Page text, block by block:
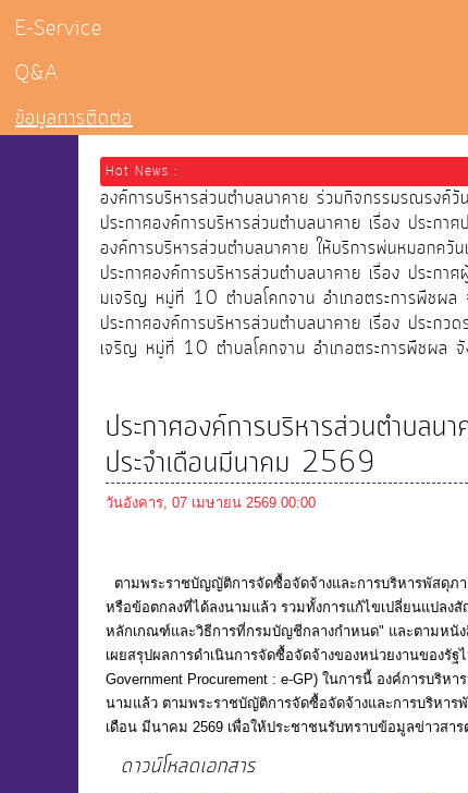
E-Service
Q&A
ข้อมูลการติดต่อ
Hot News :
องค์การบริหารส่วนตำบลนาคาย ร่วมกิจกรรมรณรงค์
ประกาศองค์การบริหารส่วนตำบลนาคาย เรื่อง ประ
องค์การบริหารส่วนตำบลนาคาย ให้บริการพ่นหมอกค
ประกาศองค์การบริหารส่วนตำบลนาคาย เรื่อง ประก
มเจริญ หมู่ที่ 10 ตำบลโคกจาน อำเภอตระการพืชผล
ประกาศองค์การบริหารส่วนตำบลนาคาย เรื่อง ประก
เจริญ หมู่ที่ 10 ตำบลโคกจาน อำเภอตระการพืชผล จั
ประกาศองค์การบริหารส่วนตำบลน
ประจำเดือนมีนาคม 2569
วันอังคาร, 07 เมษายน 2569 00:00
ตามพระราชบัญญัติการจัดซื้อจัดจ้างและการบริหารพัสดุภ
หรือข้อตกลงที่ได้ลงนามแล้ว รวมทั้งการแก้ไขเปลี่ยนแปลง
หลักเกณฑ์และวิธีการที่กรมบัญชีกลางกำหนด" และตามหนัง
เผยสรุปผลการดำเนินการจัดซื้อจัดจ้างของหน่วยงานของรั
Government Procurement : e-GP) ในการนี้ องค์การบริ
นามแล้ว ตามพระราชบัญัติการจัดซื้อจัดจ้างและการบริหา
เดือน มีนาคม 2569 เพื่อให้ประชาชนรับทราบข้อมูลข่าวสาร
ดาวน์โหลดเอกสาร